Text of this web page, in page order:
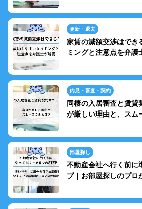
更新・退去
家賃の減額交渉はでき
ミングと注意点を弁護
内見・審査・契約
同棲の入居審査と賃貸
が厳しい理由と、スム
部屋探し
不動産会社へ行く前に
プ｜お部屋探しのプロ